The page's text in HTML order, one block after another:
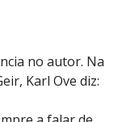
no autor. Na
Karl Ove diz: